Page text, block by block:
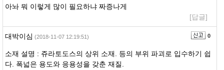
아놔 뭐 이렇게 많이 필요하냐 짜증나게
[답글]
대박이심 (2018-11-07 12:19:51) 0
소재 설명 : 쥬라토도스의 상위 소재. 등의 부위 파괴로 입수하기 쉽
다. 폭넓은 용도와 응용성을 갖춘 재질.